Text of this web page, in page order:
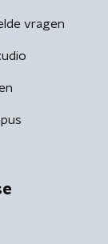
vragen